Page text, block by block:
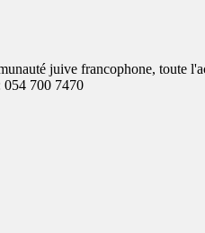
juive francophone, toute
054 700 7470